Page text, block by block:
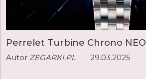
Perrelet Turbine Chrono NEO
Autor ZEGARKI.PL 29.03.2025